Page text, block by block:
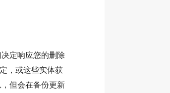
定响应您的删除
，或这些实体获
但会在备份更新